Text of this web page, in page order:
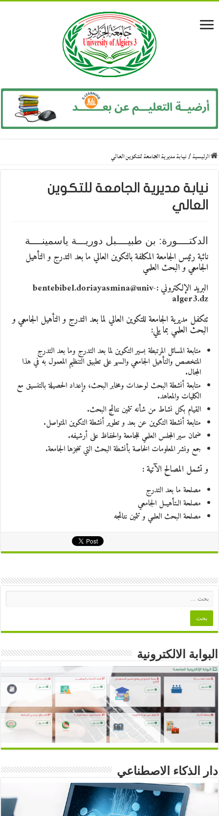
الرئيسية/نيابة مديرية الجامعة للتكوين العالي
نيابة مديرية الجامعة للتكوين
العالي
الدكتــــورة: بن طبيــــبل دوريـــة ياسمينــــة
نائبة رئيس الجامعة المكلفة بالتكوين العالي ما بعد التدرج و التأهيل
الجامعي و البحث العلمي
البريد الإلكتروني :bentebibel.doriayasmina@univ-
alger3.dz
تتكفل مديرية الجامعة للتكوين العالي لما بعد التدرج و التأهيل الجامعي و
البحث العلمي بما يلي:
متابعة المسائل المرتبطة بسير التكوين لما بعد التدرج وما بعد التدرج
المتخصص والتأهيل الجامعي والسهر على تطبيق التنظيم المعمول به في هذا
المجال.
متابعة أنشطة البحث لوحدات ومخابر البحث، وإعداد الحصيلة بالتنسيق مع
الكليات والمعاهد.
القيام بكل نشاط من شأنه تثمين نتائج البحث.
متابعة أنشطة التكوين عن بعد و تطوير أنشطة التكوين المتواصل.
ضمان سير المجلس العلمي للجامعة والحفاظ على أرشيفه.
جمع ونشر المعلومات الخاصة بأنشطة البحث التي تنجزها الجامعة.
و تشمل المصالح الآتية :
مصلحة ما بعد التدرج
مصلحة الـتأهيــل الجامعي
مصلحة البحث العلمي و تثمين نتائجه
البوابة الالكترونية
دار الذكاء الاصطناعي